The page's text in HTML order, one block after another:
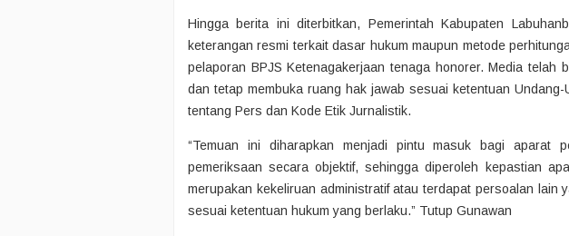
Hingga berita ini diterbitkan, Pemerintah Kabupaten
keterangan resmi terkait dasar hukum maupun metode
pelaporan BPJS Ketenagakerjaan tenaga honorer. Media telah
dan tetap membuka ruang hak jawab sesuai ketentuan
tentang Pers dan Kode Etik Jurnalistik.
“Temuan ini diharapkan menjadi pintu masuk bagi aparat
pemeriksaan secara objektif, sehingga diperoleh kepastian
merupakan kekeliruan administratif atau terdapat persoalan lain
sesuai ketentuan hukum yang berlaku.” Tutup Gunawan